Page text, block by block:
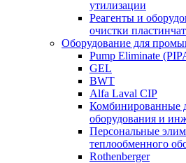
утилизации
Реагенты и
очистки
Оборудование для
Pump Eliminate
GEL
BWT
Alfa Laval CIP
Комбинированные
оборудования и
Персональные
теплообменного
Rothenberger